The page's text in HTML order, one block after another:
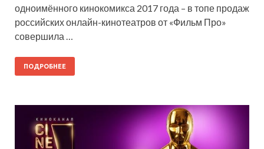
одноимённого кинокомикса 2017 года – в топе продаж
российских онлайн-кинотеатров от «Фильм Про»
совершила …
ПОДРОБНЕЕ